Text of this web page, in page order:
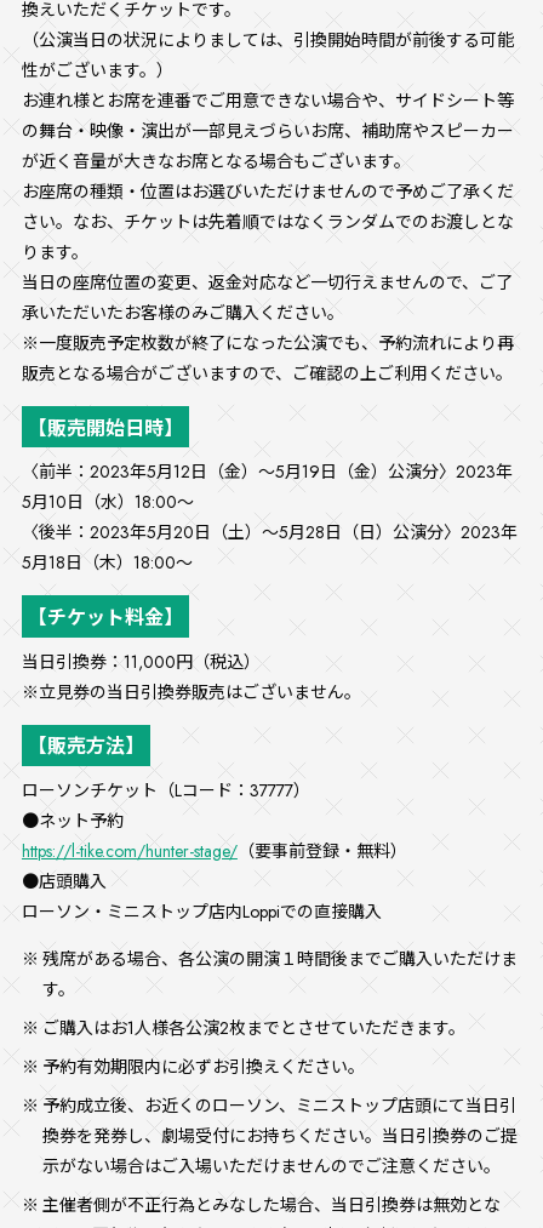
換えいただくチケットです。
（公演当日の状況によりましては、引換開始時間が前後する可能
性がございます。）
お連れ様とお席を連番でご用意できない場合や、サイドシート等
の舞台・映像・演出が一部見えづらいお席、補助席やスピーカー
が近く音量が大きなお席となる場合もございます。
お座席の種類・位置はお選びいただけませんので予めご了承くだ
さい。なお、チケットは先着順ではなくランダムでのお渡しとな
ります。
当日の座席位置の変更、返金対応など一切行えませんので、ご了
承いただいたお客様のみご購入ください。
※一度販売予定枚数が終了になった公演でも、予約流れにより再
販売となる場合がございますので、ご確認の上ご利用ください。
【販売開始日時】
〈前半：2023年5月12日（金）～5月19日（金）公演分〉2023年
5月10日（水）18:00～
〈後半：2023年5月20日（土）～5月28日（日）公演分〉2023年
5月18日（木）18:00～
【チケット料金】
当日引換券：11,000円（税込）
※立見券の当日引換券販売はございません。
【販売方法】
ローソンチケット（Lコード：37777）
●ネット予約
https://l-tike.com/hunter-stage/（要事前登録・無料）
●店頭購入
ローソン・ミニストップ店内Loppiでの直接購入
残席がある場合、各公演の開演１時間後までご購入いただけま
す。
ご購入はお1人様各公演2枚までとさせていただきます。
予約有効期限内に必ずお引換えください。
予約成立後、お近くのローソン、ミニストップ店頭にて当日引
換券を発券し、劇場受付にお持ちください。当日引換券のご提
示がない場合はご入場いただけませんのでご注意ください。
主催者側が不正行為とみなした場合、当日引換券は無効とな